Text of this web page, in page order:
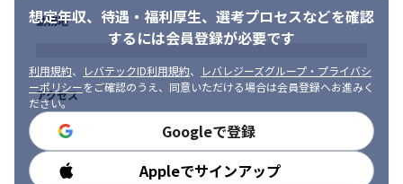
想定年収、待遇・福利厚生、 選考プロセスなどを確認
するには会員登録が必要です
利用規約、 レバテックID利用規約、
レバレジーズグループ・プライバシ
ーポリシーをご確認のうえ、同意いただける場合は会員登録へお進みく
ださい。
Googleで登録
Appleでサインアップ
勤務地
アクセス
勤務時間